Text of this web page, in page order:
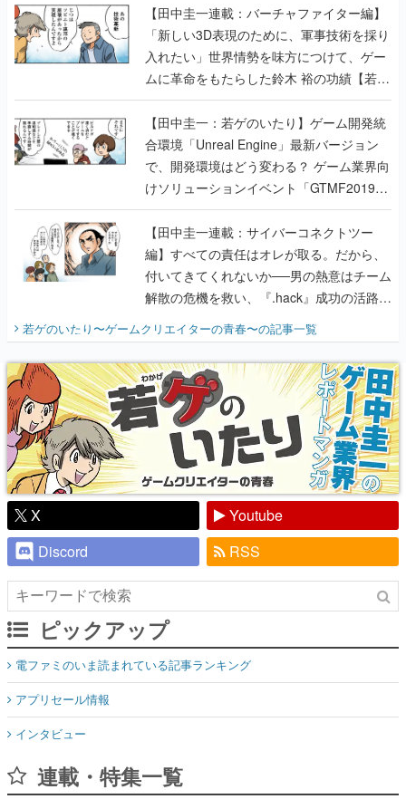
【田中圭一連載：バーチャファイター編】
「新しい3D表現のために、軍事技術を採り
入れたい」世界情勢を味方につけて、ゲー
ムに革命をもたらした鈴木 裕の功績【若ゲ
のいたり】
【田中圭一：若ゲのいたり】ゲーム開発統
合環境「Unreal Engine」最新バージョン
で、開発環境はどう変わる？ ゲーム業界向
けソリューションイベント「GTMF2019」
に行って、より理解を深めよう【PR】
【田中圭一連載：サイバーコネクトツー
編】すべての責任はオレが取る。だから、
付いてきてくれないか──男の熱意はチーム
解散の危機を救い、『.hack』成功の活路を
『少年ジャンプ』色だった【若ゲのいた
り】
若ゲのいたり〜ゲームクリエイターの青春〜の記事一覧
X
Youtube
Discord
RSS
ピックアップ
電ファミのいま読まれている記事ランキング
アプリセール情報
インタビュー
連載・特集一覧